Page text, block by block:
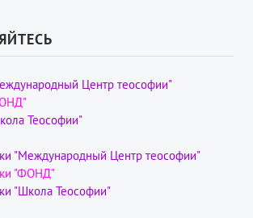
Центр теософии"
Теософии"
"Международный Центр теософии"
"ФОНД"
"Школа Теософии"